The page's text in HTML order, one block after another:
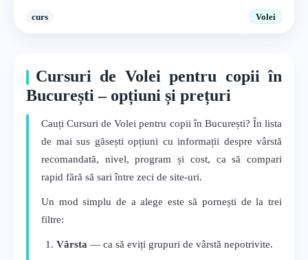
curs Volei
Cursuri de Volei pentru copii în
București – opțiuni și prețuri
Cauți Cursuri de Volei pentru copii în București? În lista
de mai sus găsești opțiuni cu informații despre vârstă
recomandată, nivel, program și cost, ca să compari
rapid fără să sari între zeci de site-uri.
Un mod simplu de a alege este să pornești de la trei
filtre:
Vârsta — ca să eviți grupuri de vârstă nepotrivite.